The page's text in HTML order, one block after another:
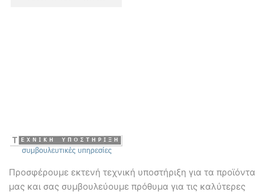
Προσφέρουμε εκτενή τεχνική υποστήριξη για τα προϊόντα
μας και σας συμβουλεύουμε πρόθυμα για τις καλύτερες